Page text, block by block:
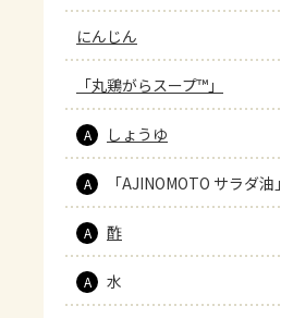
にんじん
「丸鶏がらスープ™」
A しょうゆ
A 「AJINOMOTO サラダ油」
A 酢
A 水